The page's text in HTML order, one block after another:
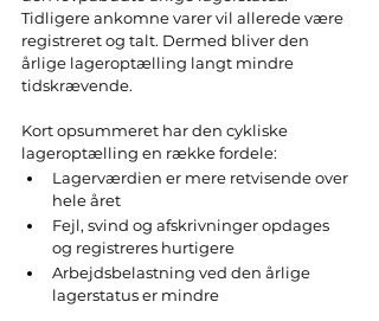
Tidligere ankomne varer vil allerede være
registreret og talt. Dermed bliver den
årlige lageroptælling langt mindre
tidskrævende.
Kort opsummeret har den cykliske
lageroptælling en række fordele:
Lagerværdien er mere retvisende over
hele året
Fejl, svind og afskrivninger opdages
og registreres hurtigere
Arbejdsbelastning ved den årlige
lagerstatus er mindre